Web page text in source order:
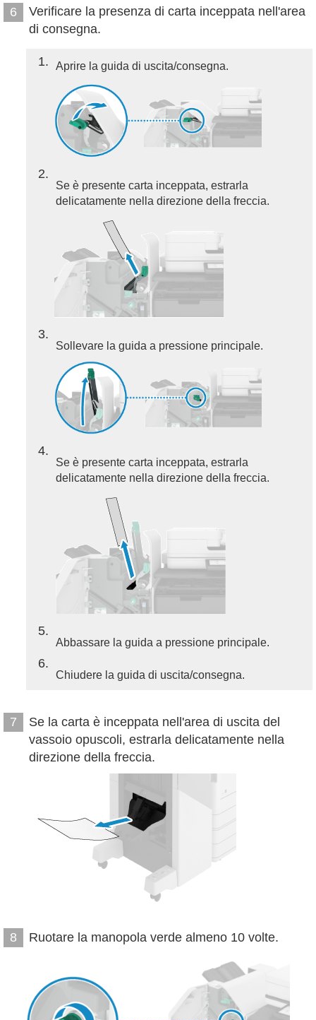
6
Verificare la presenza di carta inceppata nell'area
di consegna.
1 Aprire la guida di uscita/consegna.
2
Se è presente carta inceppata, estrarla
delicatamente nella direzione della freccia.
3
Sollevare la guida a pressione principale.
4
Se è presente carta inceppata, estrarla
delicatamente nella direzione della freccia.
5
Abbassare la guida a pressione principale.
6
Chiudere la guida di uscita/consegna.
7
Se la carta è inceppata nell'area di uscita del
vassoio opuscoli, estrarla delicatamente nella
direzione della freccia.
8 Ruotare la manopola verde almeno 10 volte.